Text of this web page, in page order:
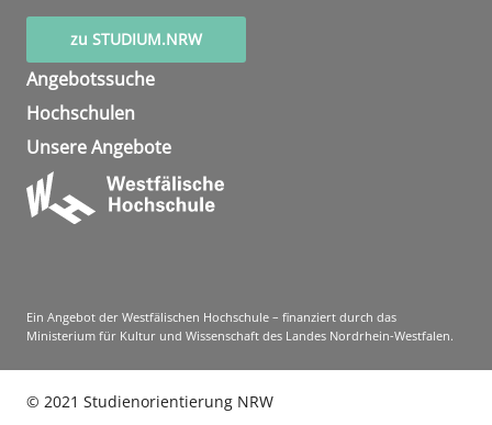
zu STUDIUM.NRW
Angebotssuche
Hochschulen
Unsere Angebote
Ein Angebot der Westfälischen Hochschule – finanziert durch das
Ministerium für Kultur und Wissenschaft des Landes Nordrhein-Westfalen.
© 2021 Studienorientierung NRW